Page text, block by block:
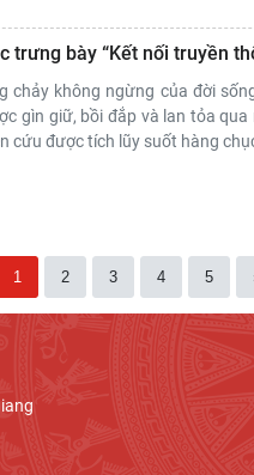
trưng bày “Kết nối truyền
chảy không ngừng của đời
gìn giữ, bồi đắp và lan tỏa
cứu được tích lũy suốt hàng
1 2 3 4 5